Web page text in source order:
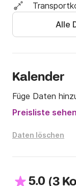
Alle
Kalender
Füge Daten
Preisliste sehen
Daten löschen
5.0 (3